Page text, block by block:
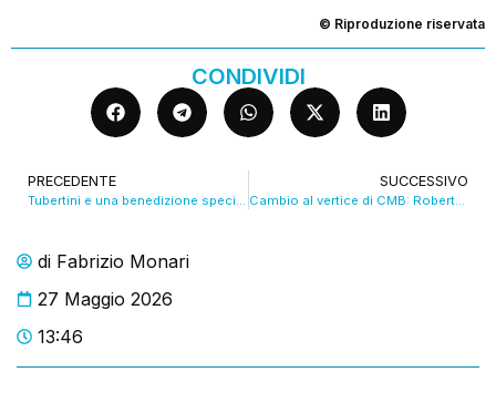
di Fabrizio Monari
27 Maggio 2026
13:46
© Riproduzione riservata
CONDIVIDI
PRECEDENTE
Tubertini e una benedizione speciale. Lorenzetti: “Spero vinca lo scudetto”
SUCCESSIVO
Cambio al vertice di CMB: Roberto Davoli nuovo presidente dopo 32 anni di Carlo Zini. VIDEO